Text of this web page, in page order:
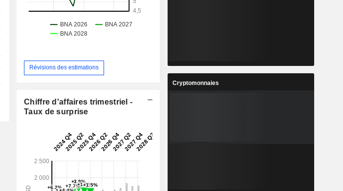
10,87 % 19,23 %
7,54 %
-6,08 % 55,8 %
152 742 151 002 151 002 151 002
Révisions des estimations
Chiffre d'affaires trimestriel -
Taux de surprise
Cryptomonnaies